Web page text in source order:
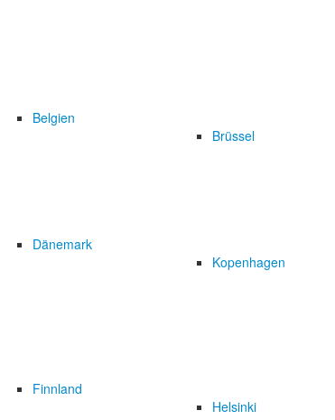
Belgien
Brüssel
Dänemark
Kopenhagen
Finnland
Helsinki